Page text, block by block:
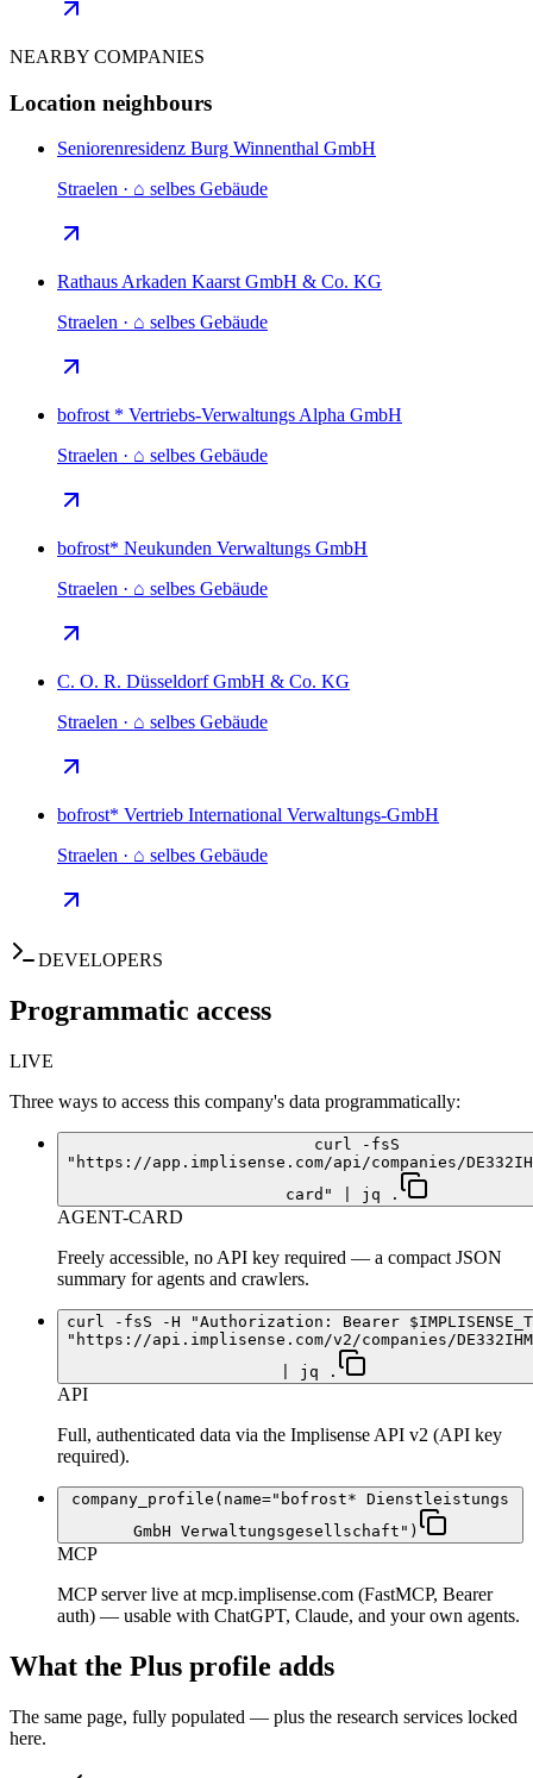
NEARBY COMPANIES
Location neighbours
Seniorenresidenz Burg Winnenthal GmbH
Straelen · ⌂ selbes Gebäude
Rathaus Arkaden Kaarst GmbH & Co. KG
Straelen · ⌂ selbes Gebäude
bofrost * Vertriebs-Verwaltungs Alpha GmbH
Straelen · ⌂ selbes Gebäude
bofrost* Neukunden Verwaltungs GmbH
Straelen · ⌂ selbes Gebäude
C. O. R. Düsseldorf GmbH & Co. KG
Straelen · ⌂ selbes Gebäude
bofrost* Vertrieb International Verwaltungs-GmbH
Straelen · ⌂ selbes Gebäude
DEVELOPERS
Programmatic access
LIVE
Three ways to access this company's data programmatically:
curl -fsS
"https://app.implisense.com/api/companies/
card" | jq .
AGENT-CARD
Freely accessible, no API key required — a compact JSON
summary for agents and crawlers.
curl -fsS -H "Authorization: Bearer
"https://api.implisense.com/v2/companies/
| jq .
API
Full, authenticated data via the Implisense API v2 (API key
required).
company_profile(name="bofrost* Dienstleistungs
GmbH Verwaltungsgesellschaft")
MCP
MCP server live at mcp.implisense.com (FastMCP, Bearer
auth) — usable with ChatGPT, Claude, and your own agents.
What the Plus profile adds
The same page, fully populated — plus the research services locked
here.